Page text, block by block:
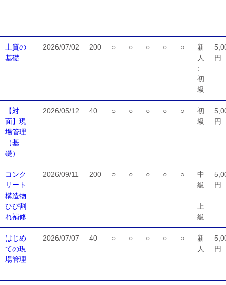
土質の
基礎
2026/07/02 200 ○ ○ ○ ○ ○
新
人
:
初
級
円
【対
面】現
場管理
（基
礎）
2026/05/12 40 ○ ○ ○ ○ ○
初
級
円
コンク
リート
構造物
ひび割
れ補修
2026/09/11 200 ○ ○ ○ ○ ○
中
級
:
上
級
円
はじめ
ての現
場管理
2026/07/07 40 ○ ○ ○ ○ ○
新
人
円